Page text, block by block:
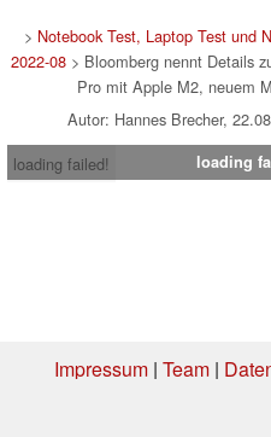
> Notebook Test, Laptop Test und
2022-08> Bloomberg nennt Details
Pro mit Apple M2, neuem
Autor: Hannes Brecher,
loading failed!
loading
Impressum| Team|